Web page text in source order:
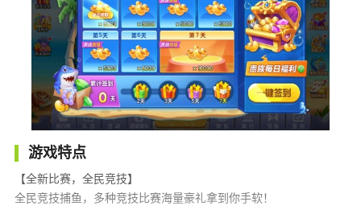
游戏特点
【全新比赛，全民竞技】
全民竞技捕鱼，多种竞技比赛海量豪礼拿到你手软！